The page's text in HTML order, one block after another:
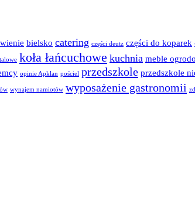
bielsko catering części deutz części do koparek
koła łańcuchowe kuchnia meble
opinie Apklan pościel przedszkole przedszkole
wynajem namiotów wyposażenie gastronomii